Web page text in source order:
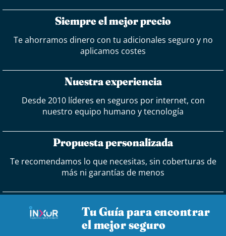
Siempre el mejor precio
Te ahorramos dinero con tu adicionales seguro y no
aplicamos costes
Nuestra experiencia
Desde 2010 líderes en seguros por internet, con
nuestro equipo humano y tecnología
Propuesta personalizada
Te recomendamos lo que necesitas, sin coberturas de
más ni garantías de menos
Tu Guía para encontrar
el mejor seguro